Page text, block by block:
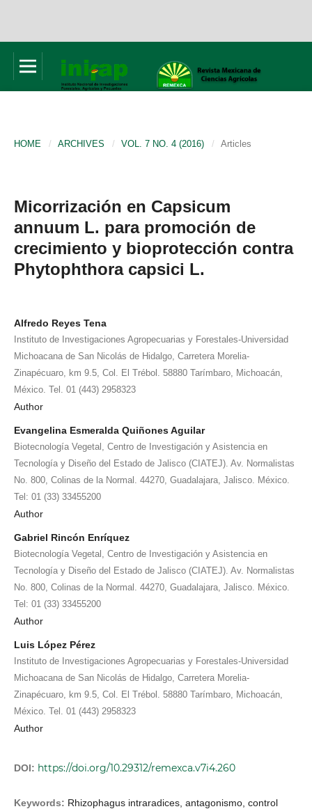
HOME / ARCHIVES / VOL. 7 NO. 4 (2016) / Articles
Micorrización en Capsicum
annuum L. para promoción de
crecimiento y bioprotección contra
Phytophthora capsici L.
Alfredo Reyes Tena
Instituto de Investigaciones Agropecuarias y Forestales-Universidad
Michoacana de San Nicolás de Hidalgo, Carretera Morelia-
Zinapécuaro, km 9.5, Col. El Trébol. 58880 Tarímbaro, Michoacán,
México. Tel. 01 (443) 2958323
Author
Evangelina Esmeralda Quiñones Aguilar
Biotecnología Vegetal, Centro de Investigación y Asistencia en
Tecnología y Diseño del Estado de Jalisco (CIATEJ). Av. Normalistas
No. 800, Colinas de la Normal. 44270, Guadalajara, Jalisco. México.
Tel: 01 (33) 33455200
Author
Gabriel Rincón Enríquez
Biotecnología Vegetal, Centro de Investigación y Asistencia en
Tecnología y Diseño del Estado de Jalisco (CIATEJ). Av. Normalistas
No. 800, Colinas de la Normal. 44270, Guadalajara, Jalisco. México.
Tel: 01 (33) 33455200
Author
Luis López Pérez
Instituto de Investigaciones Agropecuarias y Forestales-Universidad
Michoacana de San Nicolás de Hidalgo, Carretera Morelia-
Zinapécuaro, km 9.5, Col. El Trébol. 58880 Tarímbaro, Michoacán,
México. Tel. 01 (443) 2958323
Author
DOI: https://doi.org/10.29312/remexca.v7i4.260
Keywords: Rhizophagus intraradices, antagonismo, control